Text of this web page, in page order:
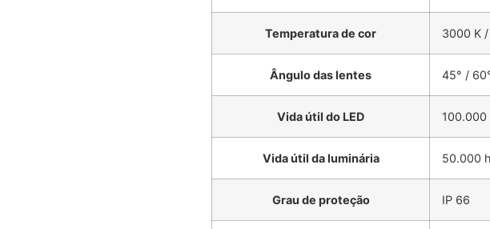
Temperatura de cor 3000 K
Ângulo das lentes 45° /
Vida útil do LED 100.000
Vida útil da luminária 50.000 h
Grau de proteção IP 66